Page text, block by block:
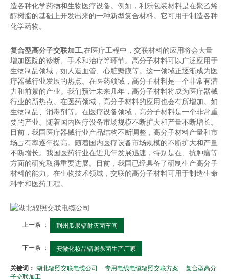
造各种化学药物和生物医疗设备。例如，利乐包装材料是在聚乙烯
醇树脂的基础上开发出来的一种新型复合材料。它可用于制造各种
化学药物。
复合型高分子交联加工,在医疗工程中，交联材料的应用将会大量
增加医院的诊断、手术和治疗等环节。高分子材料可以广泛应用于
生物制品领域，如人造血管、心脏瓣膜等。这一领域正逐渐成为医
疗器械行业发展的热点。在医药领域，高分子材料是一个非常有潜
力和前景的产业。我们预计未来几年，高分子材料将成为医疗器械
行业的新热点。在医药领域，高分子材料的应用也会有所增加。如
生物制品、消毒剂等。在医疗设备领域，高分子材料是一个非常重
要的产业。随着国内医疗设备市场规模不断扩大和产量不断增长。
目前，我国医疗器械行业产品结构不断调整，高分子材料产量和市
场占有率逐年提高。随着国内医疗设备市场规模的不断扩大和产量
不断增长。我国医药行业在近几年发展迅速，特别是在、抗肿瘤等
方面的研究取得重要进展。目前，我国已经具备了研制生产高分子
材料的能力。在生物技术领域，交联的高分子材料可用于制造生命
科学和医药工程。
上一条 ： 荆州瓜果辐射灭菌车间
下一条 ： 安徽化妆品辐照杀菌生产厂家
关键词： 湖北辐照交联电缆公司 专用电线电缆辐照交联方案
复合型高分
子交联加工